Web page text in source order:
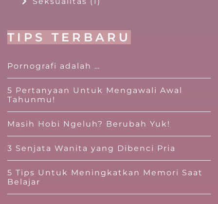
TIPS TERBARU
Pornografi adalah …
5 Pertanyaan Untuk Mengawali Awal
Tahunmu!
Masih Hobi Ngeluh? Berubah Yuk!
3 Senjata Wanita yang Dibenci Pria
5 Tips Untuk Meningkatkan Memori Saat
Belajar